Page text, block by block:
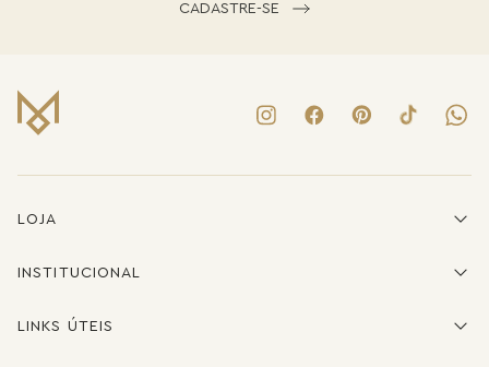
CADASTRE-SE
LOJA
INSTITUCIONAL
LINKS ÚTEIS